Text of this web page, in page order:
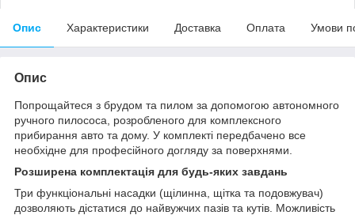
Опис Характеристики Доставка Оплата Умови
Опис
Попрощайтеся з брудом та пилом за допомогою автономного
ручного пилососа, розробленого для комплексного
прибирання авто та дому. У комплекті передбачено все
необхідне для професійного догляду за поверхнями.
Розширена комплектація для будь-яких завдань
Три функціональні насадки (щілинна, щітка та подовжувач)
дозволяють дістатися до найвужчих пазів та кутів. Можливість